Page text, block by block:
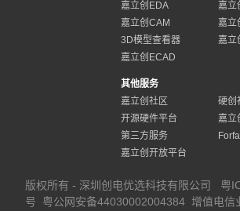
嘉立创EDA
嘉立
嘉立创CAM
嘉立
3D模型查看器
嘉立
嘉立创ECAD
其他服务
嘉立创社区
硬创
开源硬件平台
嘉立
第三方服务
嘉立创开放平台
版权所有 - 深圳创电优选科技有限公司
粤
号
粤公网安备44030002004384 增值电信